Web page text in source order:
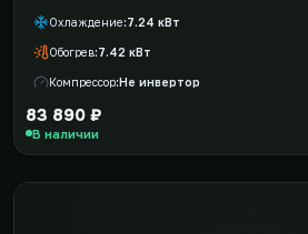
Охлаждение 7.24 кВт
Обогрев 7.42 кВт
Компрессор Не инвертор
83 890 ₽
В наличии